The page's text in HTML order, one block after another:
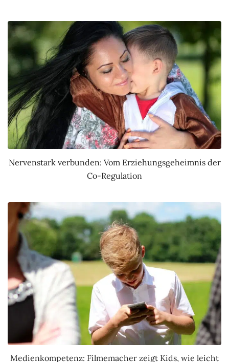
Nervenstark verbunden: Vom Erziehungsgeheimnis der
Co-Regulation
Medienkompetenz: Filmemacher zeigt Kids, wie leicht